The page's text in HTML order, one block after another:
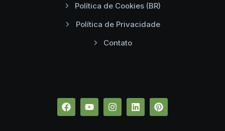
Política de Cookies (BR)
Política de Privacidade
Contato